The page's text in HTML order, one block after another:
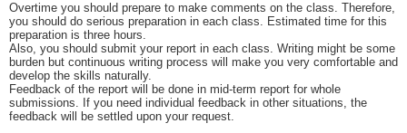
Overtime you should prepare to make comments on the class. Therefore,
you should do serious preparation in each class. Estimated time for this
preparation is three hours.
Also, you should submit your report in each class. Writing might be some
burden but continuous writing process will make you very comfortable and
develop the skills naturally.
Feedback of the report will be done in mid-term report for whole
submissions. If you need individual feedback in other situations, the
feedback will be settled upon your request.